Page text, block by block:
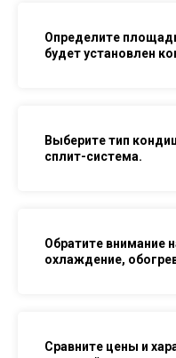
Определите
будет установлен
Выберите тип
сплит-система.
Обратите внимание
охлаждение,
Сравните цены и